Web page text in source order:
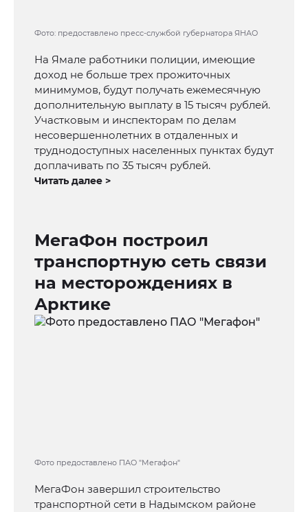
Фото: предоставлено пресс-службой губернатора ЯНАО
На Ямале работники полиции, имеющие
доход не больше трех прожиточных
минимумов, будут получать ежемесячную
дополнительную выплату в 15 тысяч рублей.
Участковым и инспекторам по делам
несовершеннолетних в отдаленных и
труднодоступных населенных пунктах будут
доплачивать по 35 тысяч рублей.
Читать далее >
МегаФон построил
транспортную сеть связи
на месторождениях в
Арктике
Фото предоставлено ПАО "Мегафон"
МегаФон завершил строительство
транспортной сети в Надымском районе